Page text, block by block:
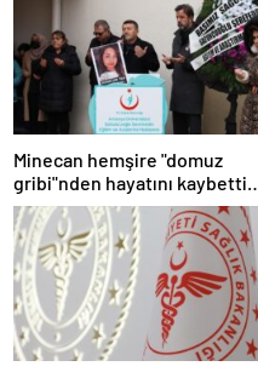
Minecan hemşire "domuz
gribi"nden hayatını kaybetti –
Haberler | Sağlık Haberleri